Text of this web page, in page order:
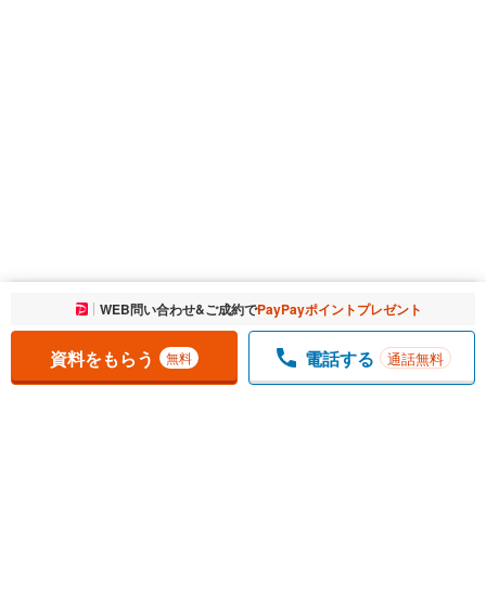
お気に入りに追加しました。 一覧を開く
WEB問い合わせ&ご成約でPayPayポイントプレゼント
資料をもらう 無料 電話する 通話無料